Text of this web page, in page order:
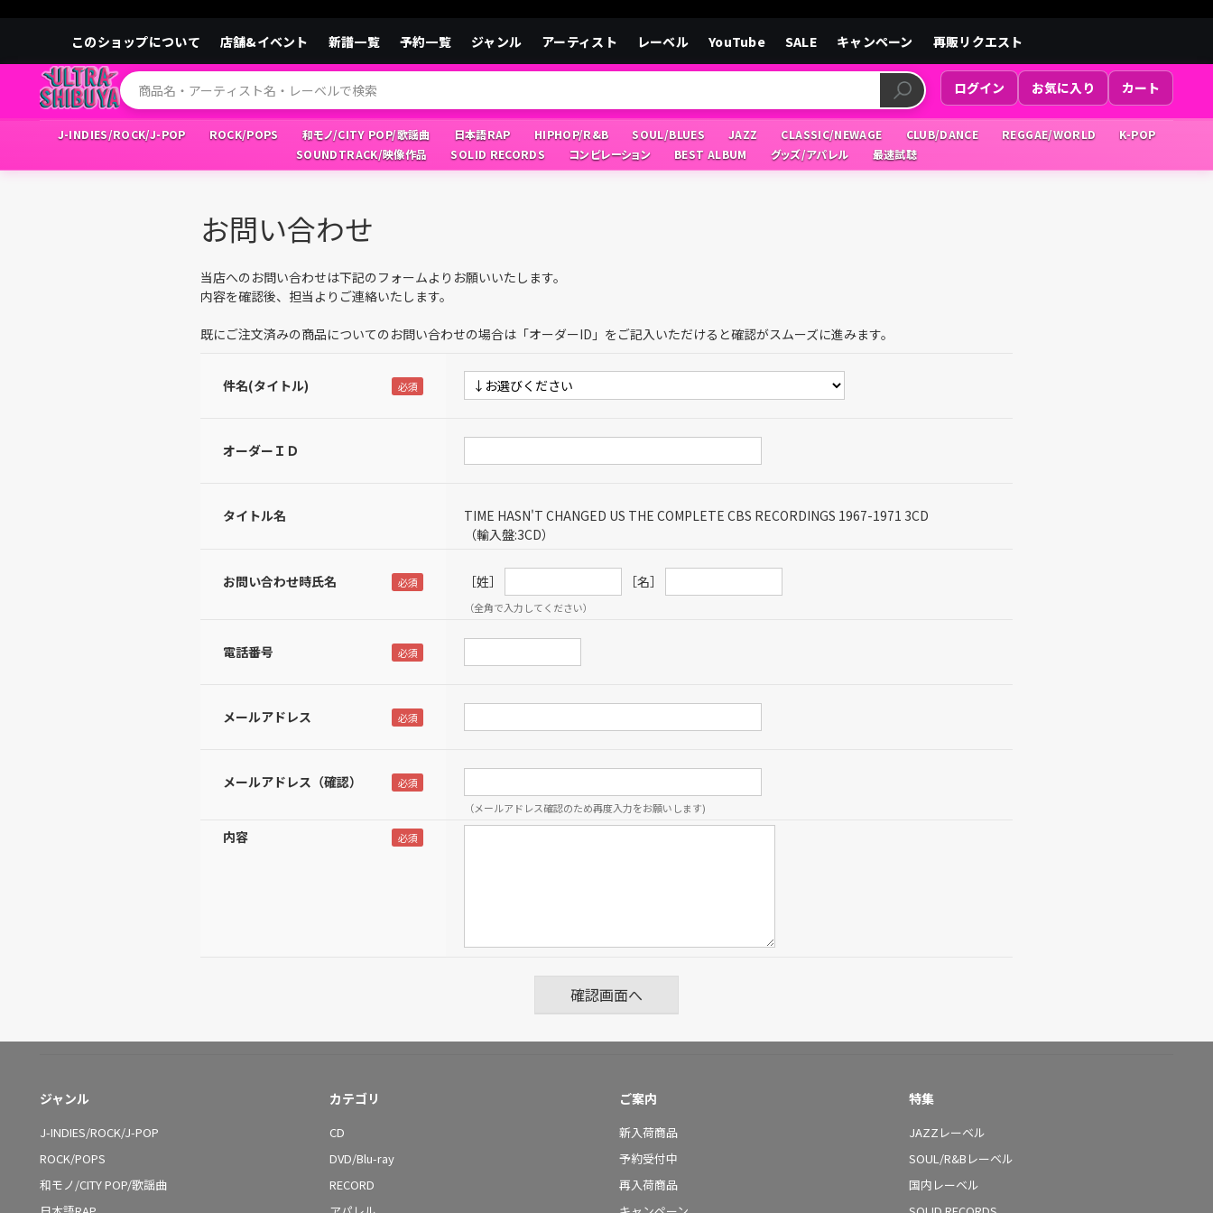
このショップについて 店舗&イベント 新譜一覧 予約一覧 ジャンル アーティスト レーベル YouTube SALE キャンペーン 再販リクエスト
ログイン お気に入り カート
J-INDIES/ROCK/J-POP ROCK/POPS 和モノ/CITY POP/歌謡曲 日本語RAP HIPHOP/R&B SOUL/BLUES JAZZ CLASSIC/NEWAGE CLUB/DANCE REGGAE/WORLD
K-POP
SOUNDTRACK/映像作品
SOLID RECORDS コンピレーション BEST ALBUM グッズ/アパレル 最速試聴
お問い合わせ
当店へのお問い合わせは下記のフォームよりお願いいたします。
内容を確認後、担当よりご連絡いたします。
既にご注文済みの商品についてのお問い合わせの場合は「オーダーID」をご記入いただけると確認がスムーズに進みます。
件名(タイトル)
オーダーＩＤ
タイトル名
TIME HASN'T CHANGED US THE COMPLETE CBS RECORDINGS 1967-1971 3CD
（輸入盤:3CD）
お問い合わせ時氏名 ［姓］ ［名］
（全角で入力してください）
電話番号
メールアドレス
メールアドレス（確認）
（メールアドレス確認のため再度入力をお願いします)
内容
ジャンル
J-INDIES/ROCK/J-POP
ROCK/POPS
和モノ/CITY POP/歌謡曲
カテゴリ
CD
DVD/Blu-ray
RECORD
ご案内
新入荷商品
予約受付中
再入荷商品
特集
JAZZレーベル
SOUL/R&Bレーベル
国内レーベル